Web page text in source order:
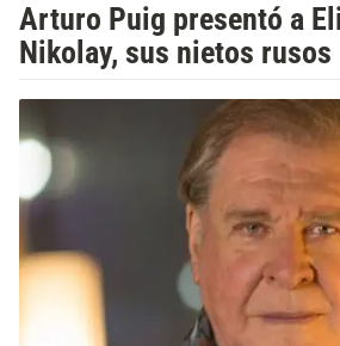
Arturo Puig presentó a
Nikolay, sus nietos rusos